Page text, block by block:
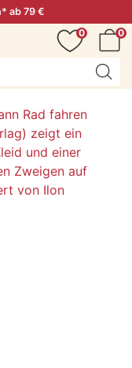
ab 79 €
0
0